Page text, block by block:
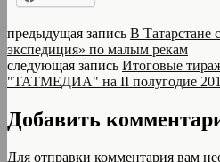
предыдущая запись В Татарстане
экспедиция» по малым рекам
следующая запись Итоговые
"ТАТМЕДИА" на II полугодие
Добавить
Для отправки комментария вам